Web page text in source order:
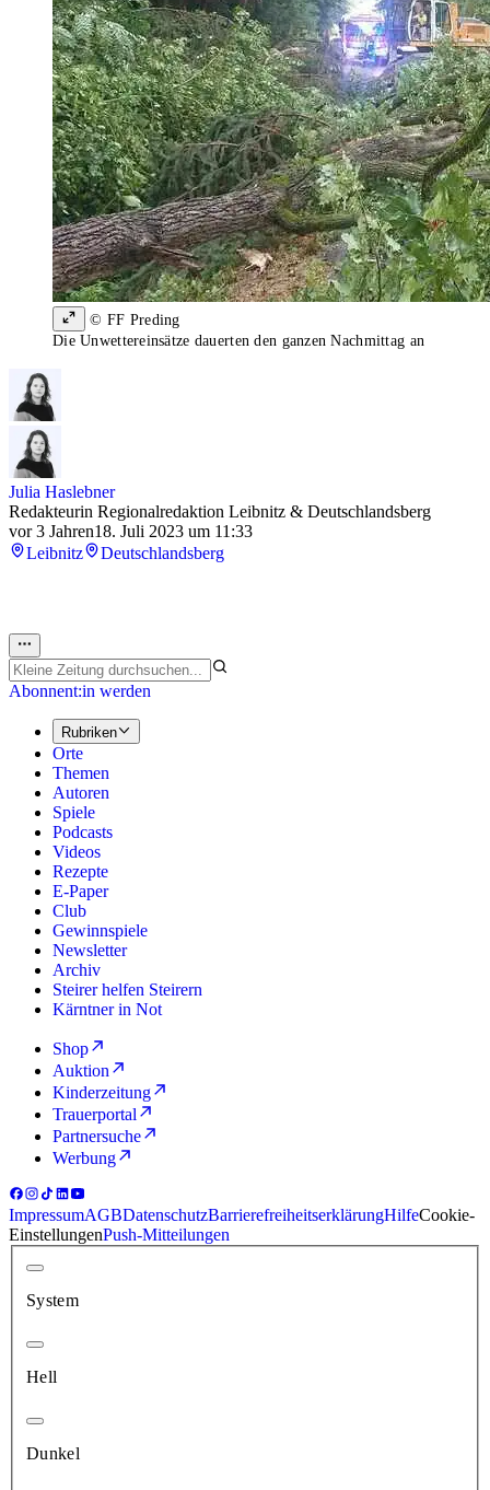
© FF Preding
Die Unwettereinsätze dauerten den ganzen Nachmittag an
Julia Haslebner
Redakteurin Regionalredaktion Leibnitz & Deutschlandsberg
vor 3 Jahren18. Juli 2023 um 11:33
Leibnitz
Deutschlandsberg
Abonnent:in werden
Rubriken
Orte
Themen
Autoren
Spiele
Podcasts
Videos
Rezepte
E-Paper
Club
Gewinnspiele
Newsletter
Archiv
Steirer helfen Steirern
Kärntner in Not
Shop
Auktion
Kinderzeitung
Trauerportal
Partnersuche
Werbung
ImpressumAGBDatenschutzBarrierefreiheitserklärungHilfeCookie-
EinstellungenPush-Mitteilungen
System
Hell
Dunkel